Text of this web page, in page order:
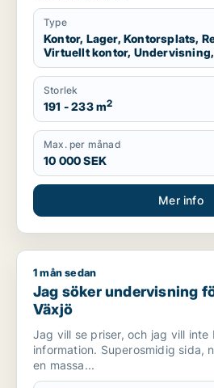
Type
Kontor, Lager, Kontorsplats,
Virtuellt kontor, Undervisning,
Storlek
191 - 233 m2
Max. per månad
10 000 SEK
Mer info
Jag söker undervisning för
1 mån sedan
Jag söker undervisning
Växjö
Jag vill se priser, och jag vill
information. Superosmidig sida,
en massa...